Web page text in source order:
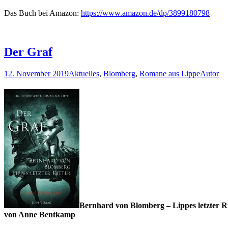
Das Buch bei Amazon: https://www.amazon.de/dp/3899180798
Der Graf
12. November 2019Aktuelles, Blomberg, Romane aus LippeAutor
Bernhard von Blomberg – Lippes letzter
von Anne Bentkamp